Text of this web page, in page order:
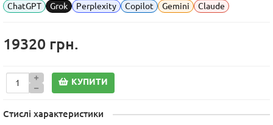
ChatGPT
Grok Perplexity Copilot Gemini Claude
19320 грн.
КУПИТИ
Стислі характеристики